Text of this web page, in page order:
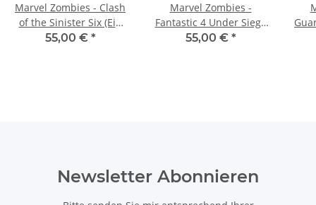
Marvel Zombies - Clash
of the Sinister Six (Ein
Zombicide-Spiel)
55,00 € *
Marvel Zombies -
Fantastic 4 Under Siege
(Ein Zombicide-Spiel)
55,00 € *
Newsletter Abonnieren